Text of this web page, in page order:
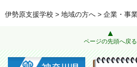
伊勢原支援学校 > 地域の方へ > 企業・事
ページの先頭へ戻る